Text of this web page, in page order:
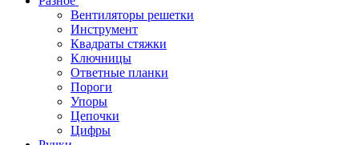
Вентиляторы решетки
Инструмент
Квадраты стяжки
Ключницы
Ответные планки
Пороги
Упоры
Цепочки
Цифры